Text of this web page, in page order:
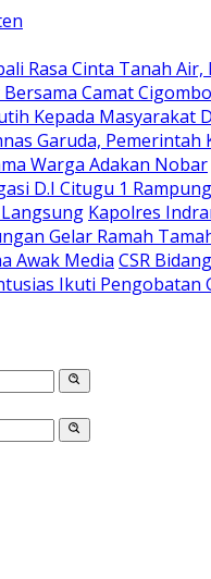
Rasa Cinta Tanah Air,
Camat
Kepada Masyarakat
Garuda, Pemerintah
Warga Adakan Nobar
D.I Citugu 1
Kapolres
Gelar Ramah
Awak Media CSR
Ikuti Pengobatan